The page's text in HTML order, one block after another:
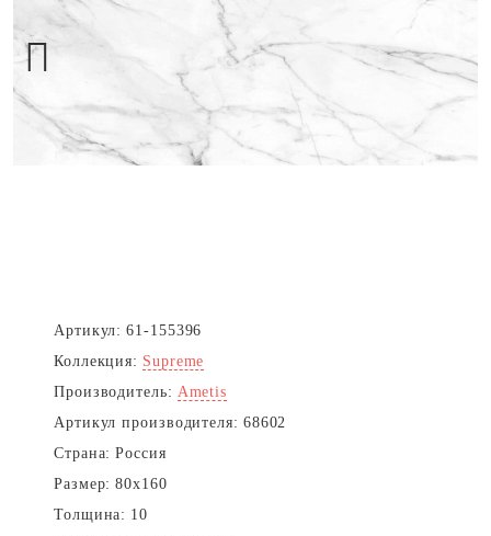
Next
Артикул: 61-155396
Коллекция: Supreme
Производитель: Ametis
Артикул производителя: 68602
Страна: Россия
Размер: 80x160
Толщина: 10